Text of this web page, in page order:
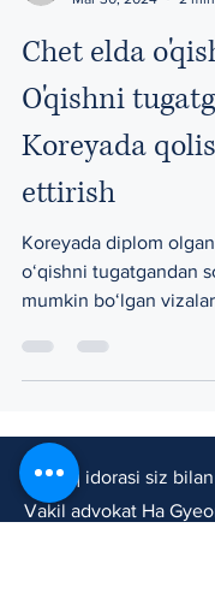
Chet elda
O'qishni
Koreyada
ettirish
Koreyada diplom
oʻqishni tugatgandan
mumkin boʻlgan
Huquq idorasi siz bilan
Vakil advokat Ha